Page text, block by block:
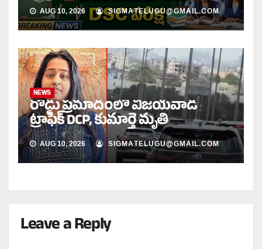
AUG 10, 2026 SIGMATELUGU@GMAIL.COM
NEWS
రోడ్డు ప్రమాదంలో విజయవాడ
ట్రాఫిక్‌ DCP, కుమార్తె మృతి
AUG 10, 2026 SIGMATELUGU@GMAIL.COM
Leave a Reply